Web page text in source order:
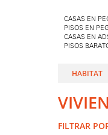
CASAS EN
PISOS EN
CASAS EN
PISOS
HABITAT
FILTRAR